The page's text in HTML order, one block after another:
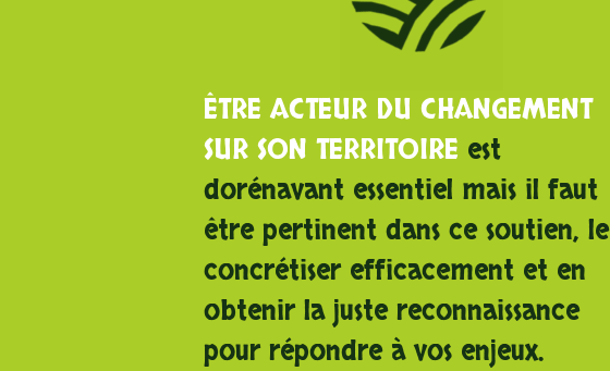
ÊTRE ACTEUR DU CHANGEMENT
SUR SON TERRITOIRE est
dorénavant essentiel mais il faut
être pertinent dans ce soutien, le
concrétiser efficacement et en
obtenir la juste reconnaissance
pour répondre à vos enjeux.